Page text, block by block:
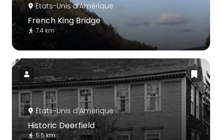
États-Unis d'Amérique
French King Bridge
7.4 km
États-Unis d'Amérique
Historic Deerfield
5.5 km